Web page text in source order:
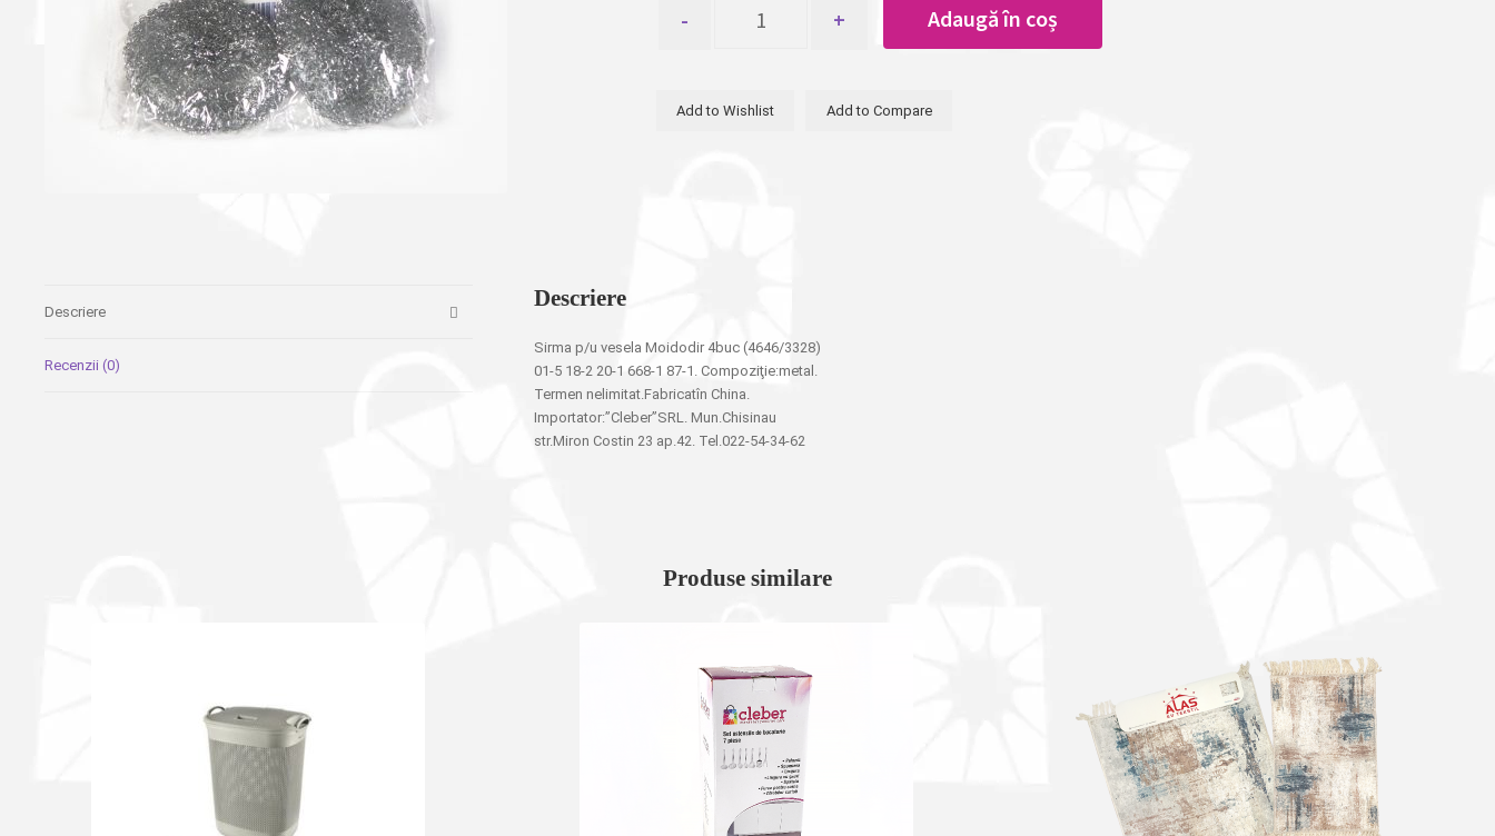
Sirma
4buc
Adaugă în coș
Add to Wishlist Add to Compare
Descriere
Recenzii (0)
Descriere
Sirma p/u vesela Moidodir 4buc (4646/3328)
01-5 18-2 20-1 668-1 87-1. Compoziţie:metal.
Termen nelimitat.Fabricatîn China.
Importator:”Cleber”SRL. Mun.Chisinau
str.Miron Costin 23 ap.42. Tel.022-54-34-62
Produse similare